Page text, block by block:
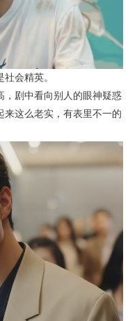
会精英。
，剧中看向别人的眼神疑惑
来这么老实，有表里不一的